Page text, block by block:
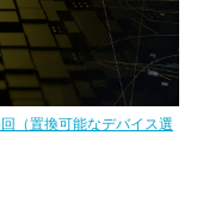
（置換可能なデバイス選